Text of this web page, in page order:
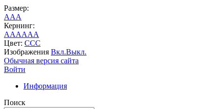
Размер:
AAA
Кернинг:
AAAAAA
Цвет: CCC
Изображения Вкл.Выкл.
Обычная версия сайта
Войти
Информация
Поиск